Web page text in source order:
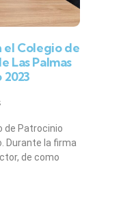
el Colegio de
Las Palmas
de Patrocinio
Durante la firma
de como